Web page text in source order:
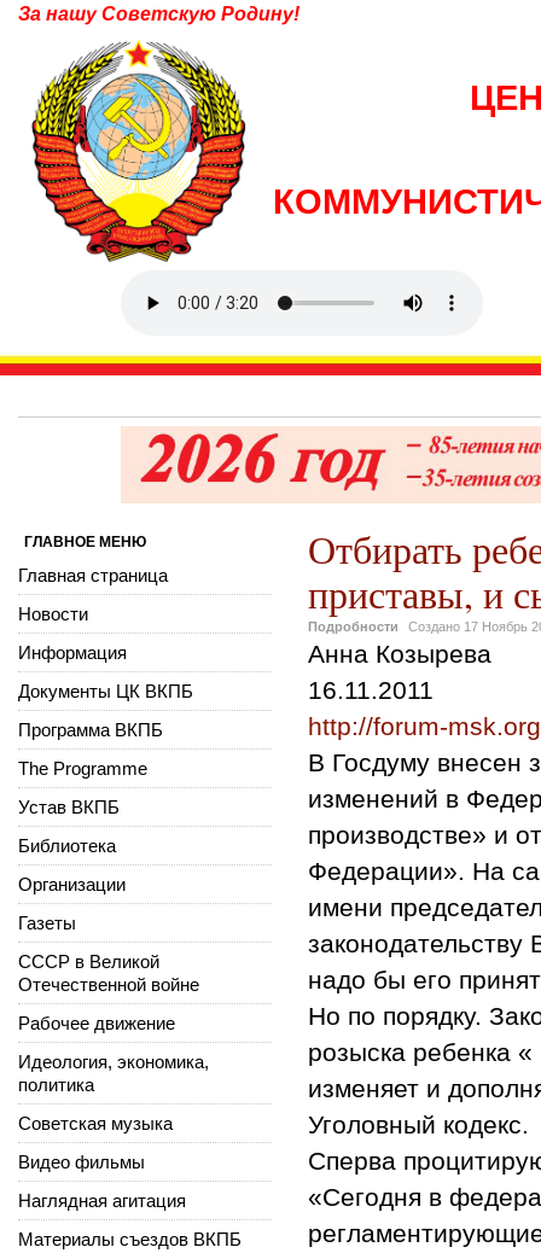
За нашу Советскую Родину!
Отбирать
приставы, и
Подробности Создано 17 Ноябрь
Анна Козырева
16.11.2011
http://forum-
В Госдуму внесен
изменений в
производстве» и
Федерации». На
имени
надо бы его
Но по порядку.
розыска ребенка
изменяет и
Уголовный кодекс.
Сперва
«Сегодня в
ГЛАВНОЕ МЕНЮ
Главная страница
Новости
Информация
Документы ЦК ВКПБ
Программа ВКПБ
The Programme
Устав ВКПБ
Библиотека
Организации
Газеты
СССР в Великой
Отечественной войне
Рабочее движение
Идеология, экономика,
политика
Советская музыка
Видео фильмы
Наглядная агитация
Материалы съездов ВКПБ